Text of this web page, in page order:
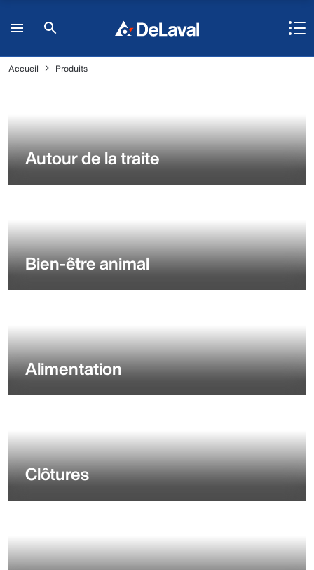
Accueil Produits
Autour de la traite
Bien-être animal
Alimentation
Clôtures